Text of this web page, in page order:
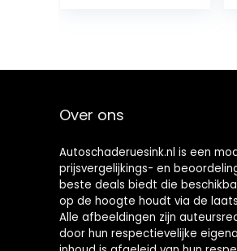
Over ons
Autoschaderuesink.nl is een
prijsvergelijkings- en
beste deals biedt die
op de hoogte houdt via de
Alle afbeeldingen zijn
door hun respectievelijke